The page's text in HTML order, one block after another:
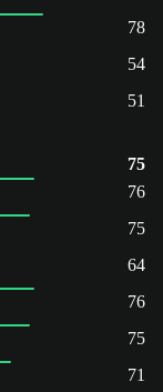
78
54
51
75
76
75
64
76
75
71